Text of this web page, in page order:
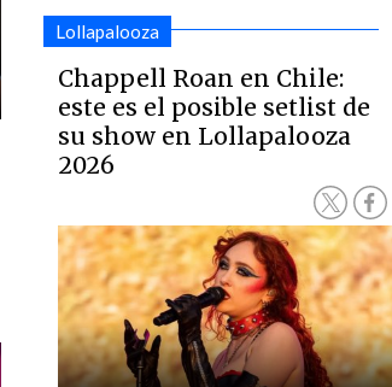
Lollapalooza
Chappell Roan en Chile:
este es el posible setlist de
su show en Lollapalooza
2026